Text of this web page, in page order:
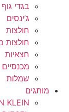
בגדי גוף
ג’ינסים
חולצות
חולצות
חצאיות
מכנסיים
שמלות
מותגים
KLEIN